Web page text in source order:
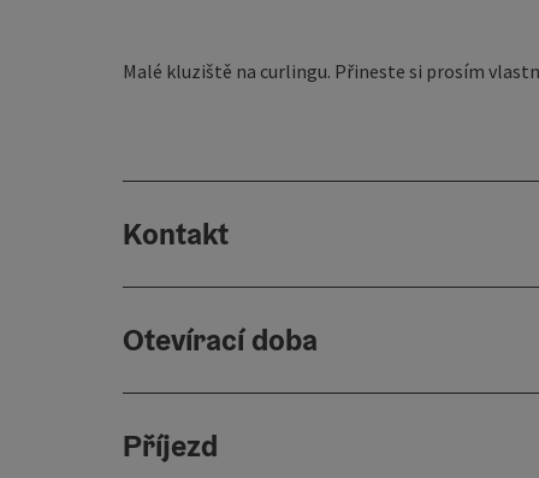
Malé kluziště na curlingu. Přineste si prosím
Kontakt
Otevírací doba
Příjezd